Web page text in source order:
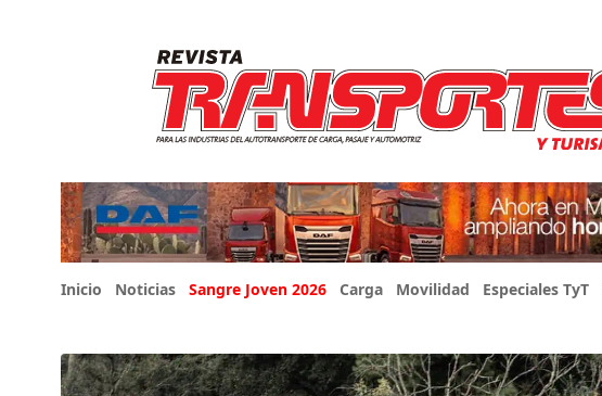
Inicio Noticias Sangre Joven 2026 Carga Movilidad Especiales TyT